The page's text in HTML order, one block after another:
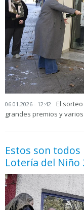
06.01.2026 - 12:42
El
grandes premios y
Estos son
Lotería del Niño